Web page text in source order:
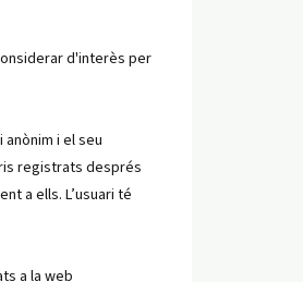
d'interès per
anònim i el seu
registrats després
a ells. L’usuari té
a la web